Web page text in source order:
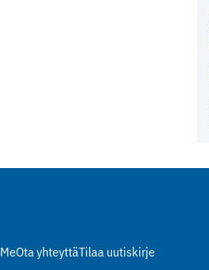
MeOta yhteyttäTilaa uutiskirje